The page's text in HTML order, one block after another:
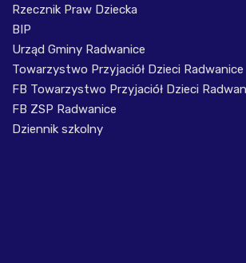
Rzecznik Praw Dziecka
BIP
Urząd Gminy Radwanice
Towarzystwo Przyjaciół Dzieci Radwanice
FB Towarzystwo Przyjaciół Dzieci
FB ZSP Radwanice
Dziennik szkolny